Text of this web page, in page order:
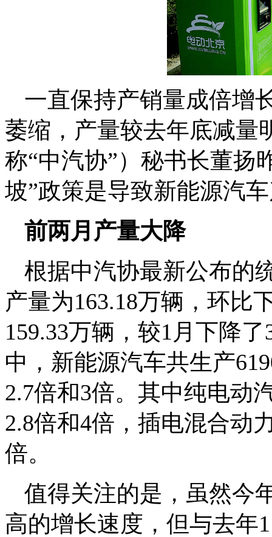
一直保持产销量成倍增
萎缩，产量较去年底减量
称“中汽协”）秘书长董扬
坡”政策是导致新能源汽
前两月产量大降
根据中汽协最新公布的
产量为163.18万辆，环比
159.33万辆，较1月下降
中，新能源汽车共生产
2.7倍和3倍。其中纯电动
2.8倍和4倍，插电混合动
倍。
值得关注的是，虽然今
高的增长速度，但与去年